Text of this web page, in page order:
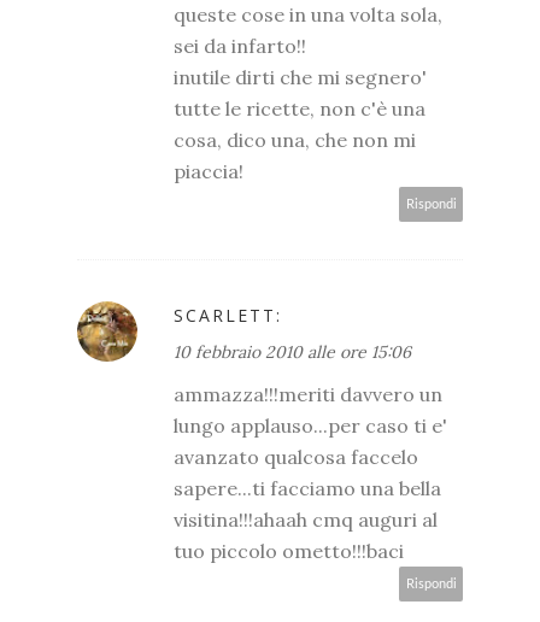
queste cose in una volta sola,
sei da infarto!!
inutile dirti che mi segnero'
tutte le ricette, non c'è una
cosa, dico una, che non mi
piaccia!
Rispondi
SCARLETT:
10 febbraio 2010 alle ore 15:06
ammazza!!!meriti davvero un
lungo applauso...per caso ti e'
avanzato qualcosa faccelo
sapere...ti facciamo una bella
visitina!!!ahaah cmq auguri al
tuo piccolo ometto!!!baci
Rispondi